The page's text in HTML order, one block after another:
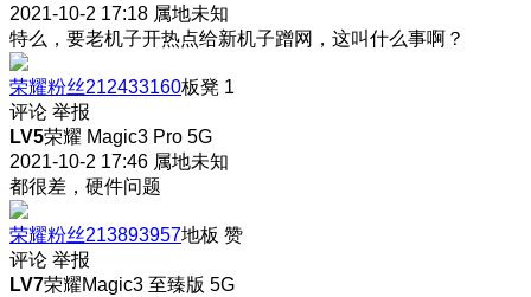
2021-10-2 17:18 属地未知
特么，要老机子开热点给新机子蹭网，这叫什么事啊？
荣耀粉丝212433160板凳 1
评论 举报
LV5荣耀 Magic3 Pro 5G
2021-10-2 17:46 属地未知
都很差，硬件问题
荣耀粉丝213893957地板 赞
评论 举报
LV7荣耀Magic3 至臻版 5G